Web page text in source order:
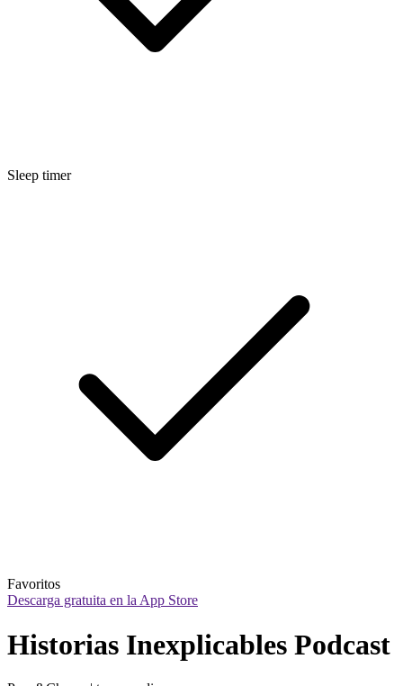
Sleep timer
Favoritos
Descarga gratuita en la App Store
Historias Inexplicables Podcast